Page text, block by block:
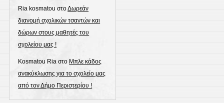
Ria kosmatou στοΔωρεάν
διανομή σχολικών τσαντών και
δώρων στους μαθητές του
σχολείου μας !
Kosmatou Ria στο Μπλε κάδος
ανακύκλωσης για το σχολείο μας
από τον Δήμο Περιστερίου !